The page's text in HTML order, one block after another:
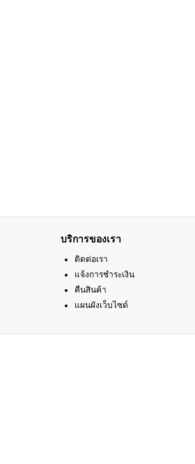
บริการของเรา
ติดต่อเรา
แจ้งการชำระเงิน
คืนสินค้า
แผนผังเว็บไซต์